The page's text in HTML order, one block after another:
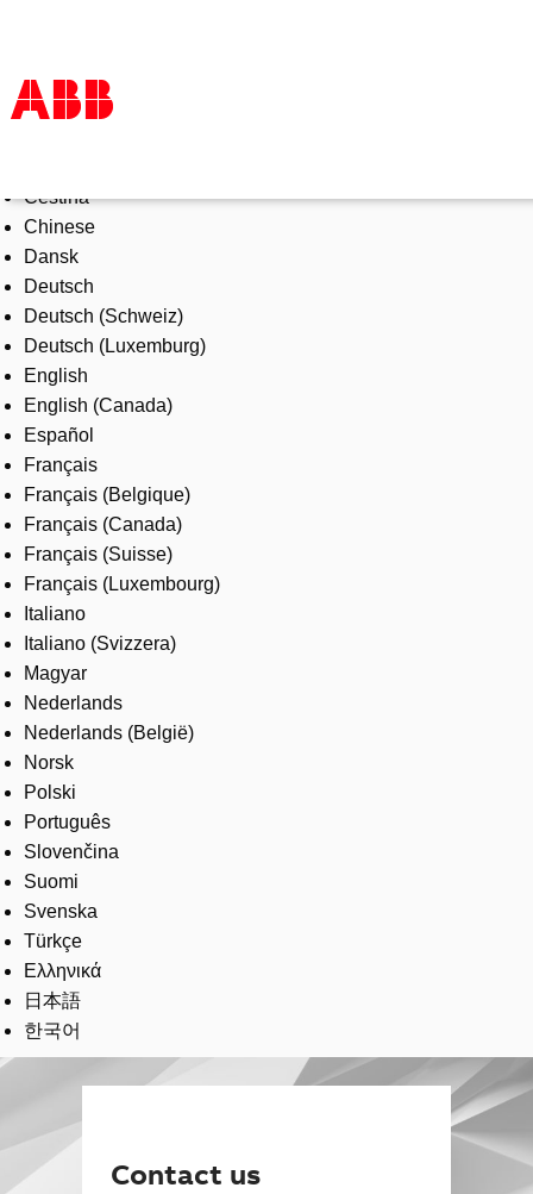
Products & Solutions
Industries
Services
About us
Where to buy
Contact us
Careers
Čeština
Chinese
Dansk
Deutsch
Deutsch (Schweiz)
Deutsch (Luxemburg)
English
English (Canada)
Español
Français
Français (Belgique)
Français (Canada)
Français (Suisse)
Français (Luxembourg)
Italiano
Italiano (Svizzera)
Magyar
Nederlands
Nederlands (België)
Norsk
Polski
Português
Slovenčina
Suomi
Svenska
Türkçe
Ελληνικά
日本語
한국어
Contact us